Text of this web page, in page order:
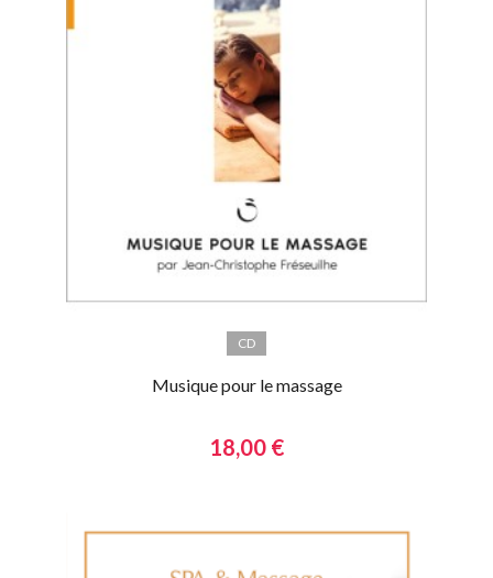
CD
Musique pour le massage
18,00 €